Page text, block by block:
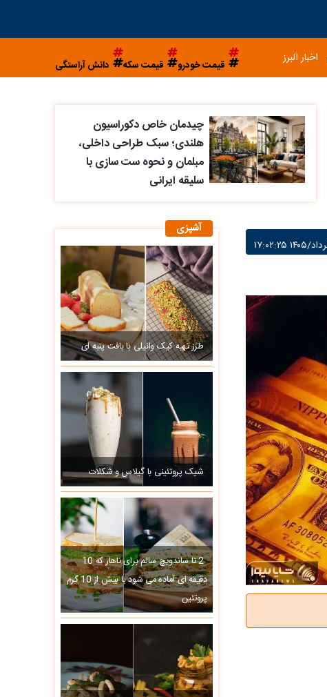
اخبار البرز
قیمت خودرو قیمت سکه دانش آراستگی
چیدمان خاص دکوراسیون
هلندی؛ سبک طراحی داخلی،
مبلمان و نحوه ست سازی با
سلیقه ایرانی
آشپزی
طرز تهیه کیک وانیلی با بافت پنبه ای
شیک پروتئینی با گیلاس و شکلات
2 تا ساندویچ سالم برای ناهار که 10
دقیقه ای آماده می شود با بیش از 10 گرم
پروتئین